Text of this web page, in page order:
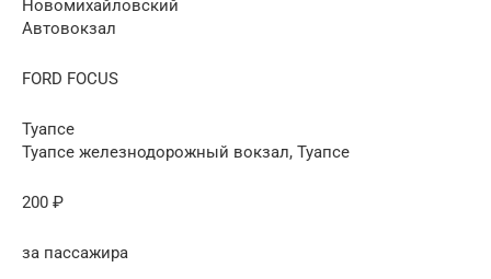
Новомихайловский
Автовокзал
FORD FOCUS
Туапсе
Туапсе железнодорожный вокзал, Туапсе
200 ₽
за пассажира